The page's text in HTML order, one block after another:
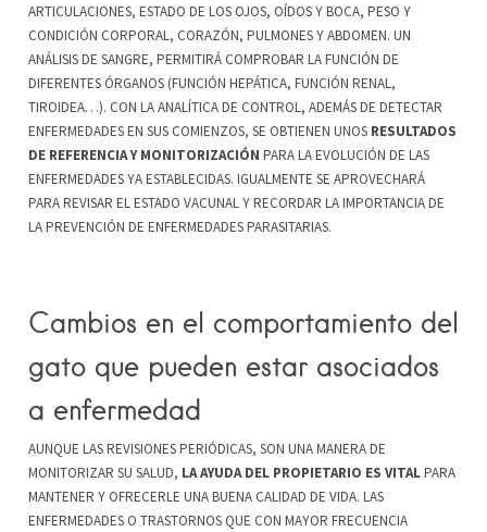
ARTICULACIONES, ESTADO DE LOS OJOS, OÍDOS Y BOCA, PESO Y
CONDICIÓN CORPORAL, CORAZÓN, PULMONES Y ABDOMEN. UN
ANÁLISIS DE SANGRE, PERMITIRÁ COMPROBAR LA FUNCIÓN DE
DIFERENTES ÓRGANOS (FUNCIÓN HEPÁTICA, FUNCIÓN RENAL,
TIROIDEA…). CON LA ANALÍTICA DE CONTROL, ADEMÁS DE DETECTAR
ENFERMEDADES EN SUS COMIENZOS, SE OBTIENEN UNOS RESULTADOS
DE REFERENCIA Y MONITORIZACIÓN PARA LA EVOLUCIÓN DE LAS
ENFERMEDADES YA ESTABLECIDAS. IGUALMENTE SE APROVECHARÁ
PARA REVISAR EL ESTADO VACUNAL Y RECORDAR LA IMPORTANCIA DE
LA PREVENCIÓN DE ENFERMEDADES PARASITARIAS.
Cambios en el comportamiento del
gato que pueden estar asociados
a enfermedad
AUNQUE LAS REVISIONES PERIÓDICAS, SON UNA MANERA DE
MONITORIZAR SU SALUD, LA AYUDA DEL PROPIETARIO ES VITALPARA
MANTENER Y OFRECERLE UNA BUENA CALIDAD DE VIDA. LAS
ENFERMEDADES O TRASTORNOS QUE CON MAYOR FRECUENCIA